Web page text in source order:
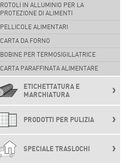
ROTOLI IN ALLUMINIO PER LA
PROTEZIONE DI ALIMENTI
PELLICOLE ALIMENTARI
CARTA DA FORNO
BOBINE PER TERMOSIGILLATRICE
CARTA PARAFFINATA ALIMENTARE
ETICHETTATURA E
MARCHIATURA
PRODOTTI PER PULIZIA
SPECIALE TRASLOCHI